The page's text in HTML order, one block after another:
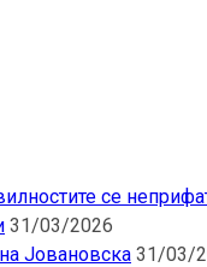
се
31/03/2026
Јовановска 31/03/